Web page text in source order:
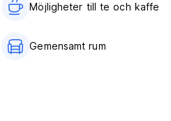
Möjligheter till te och kaffe
Gemensamt rum